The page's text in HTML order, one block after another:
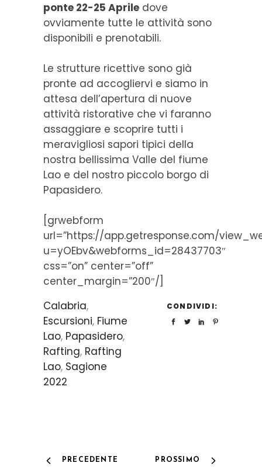
ponte 22-25 Aprile dove
ovviamente tutte le attività sono
disponibili e prenotabili.
Le strutture ricettive sono già
pronte ad accogliervi e siamo in
attesa dell’apertura di nuove
attività ristorative che vi faranno
assaggiare e scoprire tutti i
meravigliosi sapori tipici della
nostra bellissima Valle del fiume
Lao e del nostro piccolo borgo di
Papasidero.
[grwebform
url=”https://app.getresponse.com/
u=yOEbv&webforms_id=28437703″
css=”on” center=”off”
center_margin=”200″/]
Calabria,
Escursioni, Fiume
Lao, Papasidero,
Rafting, Rafting
Lao, Sagione
2022
CONDIVIDI:
PRECEDENTE PROSSIMO